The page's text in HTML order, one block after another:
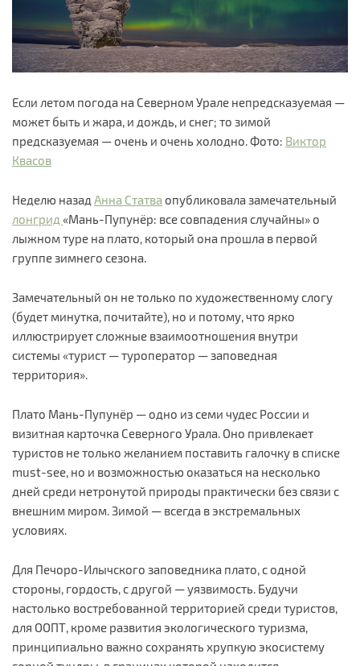
Если летом погода на Северном Урале непредсказуемая —
может быть и жара, и дождь, и снег; то зимой
предсказуемая — очень и очень холодно. Фото: Виктор
Квасов
Неделю назад Анна Статва опубликовала замечательный
лонгрид «Мань-Пупунёр: все совпадения случайны» о
лыжном туре на плато, который она прошла в первой
группе зимнего сезона.
Замечательный он не только по художественному слогу
(будет минутка, почитайте), но и потому, что ярко
иллюстрирует сложные взаимоотношения внутри
системы «турист — туроператор — заповедная
территория».
Плато Мань-Пупунёр — одно из семи чудес России и
визитная карточка Северного Урала. Оно привлекает
туристов не только желанием поставить галочку в списке
must-see, но и возможностью оказаться на несколько
дней среди нетронутой природы практически без связи с
внешним миром. Зимой — всегда в экстремальных
условиях.
Для Печоро-Илычского заповедника плато, с одной
стороны, гордость, с другой — уязвимость. Будучи
настолько востребованной территорией среди туристов,
для ООПТ, кроме развития экологического туризма,
принципиально важно сохранять хрупкую экосистему